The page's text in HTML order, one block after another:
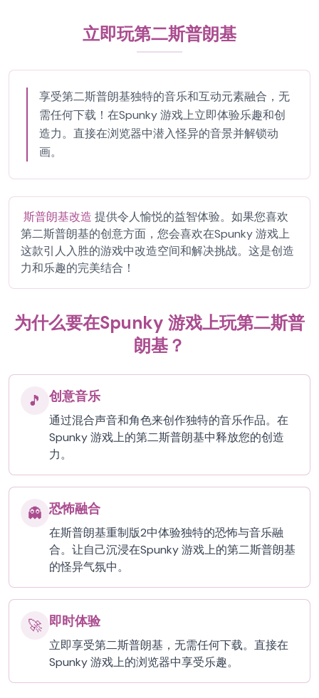
立即玩第二斯普朗基
享受第二斯普朗基独特的音乐和互动元素融合，无
需任何下载！在Spunky 游戏上立即体验乐趣和创
造力。直接在浏览器中潜入怪异的音景并解锁动
画。
斯普朗基改造 提供令人愉悦的益智体验。如果您喜欢
第二斯普朗基的创意方面，您会喜欢在Spunky 游戏上
这款引人入胜的游戏中改造空间和解决挑战。这是创造
力和乐趣的完美结合！
为什么要在Spunky 游戏上玩第二斯普
朗基？
🎵 创意音乐
通过混合声音和角色来创作独特的音乐作品。在
Spunky 游戏上的第二斯普朗基中释放您的创造
力。
👻 恐怖融合
在斯普朗基重制版2中体验独特的恐怖与音乐融
合。让自己沉浸在Spunky 游戏上的第二斯普朗基
的怪异气氛中。
🚀 即时体验
立即享受第二斯普朗基，无需任何下载。直接在
Spunky 游戏上的浏览器中享受乐趣。